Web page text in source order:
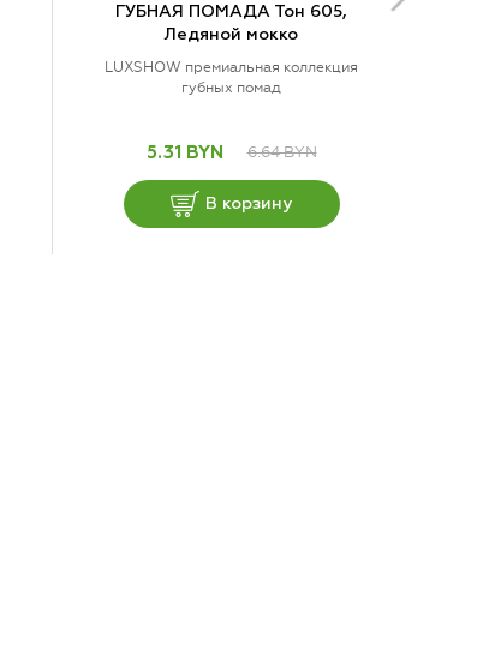
ГУБНАЯ ПОМАДА Тон 605,
Ледяной мокко
LUXSHOW премиальная коллекция
губных помад
5.31 BYN 6.64 BYN
В корзину